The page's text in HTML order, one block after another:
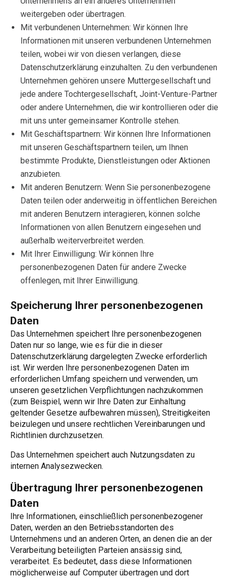
weitergeben oder übertragen.
Mit verbundenen Unternehmen: Wir können Ihre
Informationen mit unseren verbundenen Unternehmen
teilen, wobei wir von diesen verlangen, diese
Datenschutzerklärung einzuhalten. Zu den verbundenen
Unternehmen gehören unsere Muttergesellschaft und
jede andere Tochtergesellschaft, Joint-Venture-Partner
oder andere Unternehmen, die wir kontrollieren oder die
mit uns unter gemeinsamer Kontrolle stehen.
Mit Geschäftspartnern: Wir können Ihre Informationen
mit unseren Geschäftspartnern teilen, um Ihnen
bestimmte Produkte, Dienstleistungen oder Aktionen
anzubieten.
Mit anderen Benutzern: Wenn Sie personenbezogene
Daten teilen oder anderweitig in öffentlichen Bereichen
mit anderen Benutzern interagieren, können solche
Informationen von allen Benutzern eingesehen und
außerhalb weiterverbreitet werden.
Mit Ihrer Einwilligung: Wir können Ihre
personenbezogenen Daten für andere Zwecke
offenlegen, mit Ihrer Einwilligung.
Speicherung Ihrer personenbezogenen
Daten
Das Unternehmen speichert Ihre personenbezogenen
Daten nur so lange, wie es für die in dieser
Datenschutzerklärung dargelegten Zwecke erforderlich
ist. Wir werden Ihre personenbezogenen Daten im
erforderlichen Umfang speichern und verwenden, um
unseren gesetzlichen Verpflichtungen nachzukommen
(zum Beispiel, wenn wir Ihre Daten zur Einhaltung
geltender Gesetze aufbewahren müssen), Streitigkeiten
beizulegen und unsere rechtlichen Vereinbarungen und
Richtlinien durchzusetzen.
Das Unternehmen speichert auch Nutzungsdaten zu
internen Analysezwecken.
Übertragung Ihrer personenbezogenen
Daten
Ihre Informationen, einschließlich personenbezogener
Daten, werden an den Betriebsstandorten des
Unternehmens und an anderen Orten, an denen die an der
Verarbeitung beteiligten Parteien ansässig sind,
verarbeitet. Es bedeutet, dass diese Informationen
möglicherweise auf Computer übertragen und dort